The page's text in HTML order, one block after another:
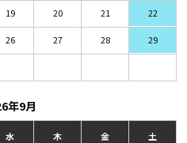
19 20 21 22
26 27 28 29
年9月
水 木 金 土